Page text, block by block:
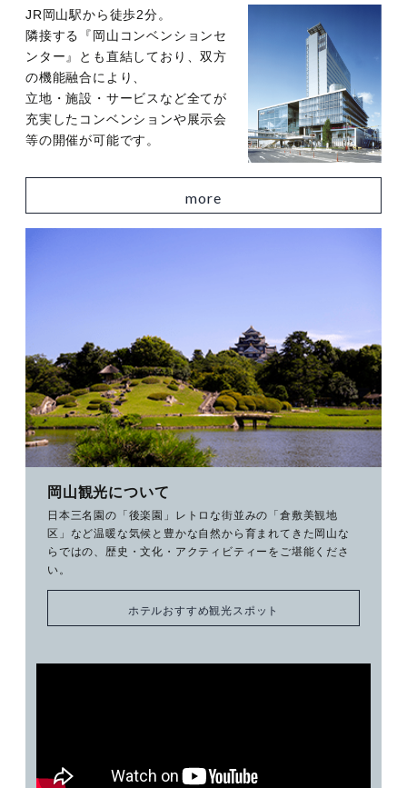
JR岡山駅から徒歩2分。
隣接する『岡山コンベンションセ
ンター』とも直結しており、双方
の機能融合により、
立地・施設・サービスなど全てが
充実したコンベンションや展示会
等の開催が可能です。
more
岡山観光について
日本三名園の「後楽園」レトロな街並みの「倉敷美観地
区」など温暖な気候と豊かな自然から育まれてきた岡山な
らではの、歴史・文化・アクティビティーをご堪能くださ
い。
ホテルおすすめ観光スポット